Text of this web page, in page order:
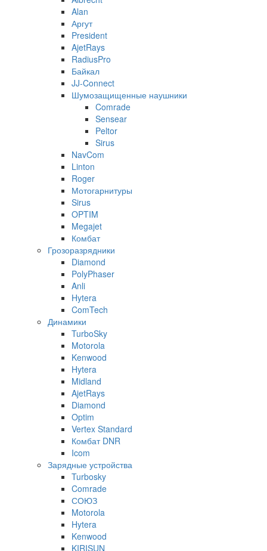
Alan
Аргут
President
AjetRays
RadiusPro
Байкал
JJ-Connect
Шумозащищенные наушники
Comrade
Sensear
Peltor
Sirus
NavCom
Linton
Roger
Мотогарнитуры
Sirus
OPTIM
Megajet
Комбат
Грозоразрядники
Diamond
PolyPhaser
Anli
Hytera
ComTech
Динамики
TurboSky
Motorola
Kenwood
Hytera
Midland
AjetRays
Diamond
Optim
Vertex Standard
Комбат DNR
Icom
Зарядные устройства
Turbosky
Comrade
СОЮЗ
Motorola
Hytera
Kenwood
KIRISUN